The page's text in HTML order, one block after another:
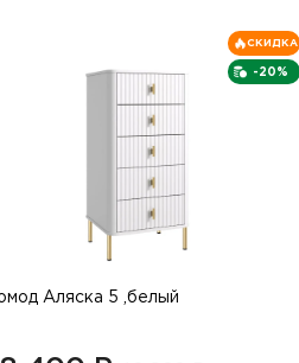
-20%
СКИДКА
Аляска 5 ,белый